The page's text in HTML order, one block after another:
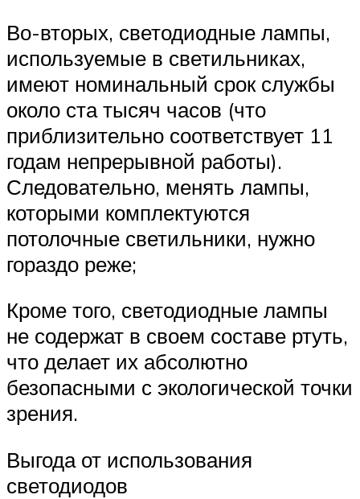
Во-вторых, светодиодные лампы,
используемые в светильниках,
имеют номинальный срок службы
около ста тысяч часов (что
приблизительно соответствует 11
годам непрерывной работы).
Следовательно, менять лампы,
которыми комплектуются
потолочные светильники, нужно
гораздо реже;
Кроме того, светодиодные лампы
не содержат в своем составе ртуть,
что делает их абсолютно
безопасными с экологической точки
зрения.
Выгода от использования
светодиодов